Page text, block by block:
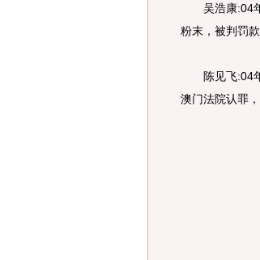
吴浩康:04年
粉末，被判罚
陈见飞:04年
澳门法院认罪